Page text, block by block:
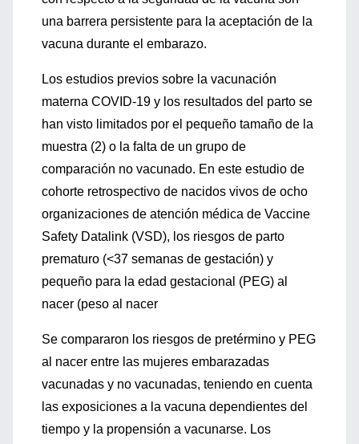
una barrera persistente para la aceptación de la
vacuna durante el embarazo.
Los estudios previos sobre la vacunación
materna COVID-19 y los resultados del parto se
han visto limitados por el pequeño tamaño de la
muestra (2) o la falta de un grupo de
comparación no vacunado. En este estudio de
cohorte retrospectivo de nacidos vivos de ocho
organizaciones de atención médica de Vaccine
Safety Datalink (VSD), los riesgos de parto
prematuro (<37 semanas de gestación) y
pequeño para la edad gestacional (PEG) al
nacer (peso al nacer
Se compararon los riesgos de pretérmino y PEG
al nacer entre las mujeres embarazadas
vacunadas y no vacunadas, teniendo en cuenta
las exposiciones a la vacuna dependientes del
tiempo y la propensión a vacunarse. Los